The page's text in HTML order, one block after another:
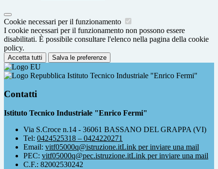
Cookie necessari per il funzionamento
I cookie necessari per il funzionamento non possono essere
disabilitati. È possibile consultare l'elenco nella pagina della cookie
policy.
Accetta tutti Salva le preferenze
Istituto Tecnico Industriale "Enrico Fermi"
Contatti
Istituto Tecnico Industriale "Enrico Fermi"
Via S.Croce n.14 - 36061 BASSANO DEL GRAPPA (VI)
Tel: 0424525318 – 0424220271
Email: vitf05000q@istruzione.itLink per inviare una mail
PEC: vitf05000q@pec.istruzione.itLink per inviare una mail
C.F.: 82002530242